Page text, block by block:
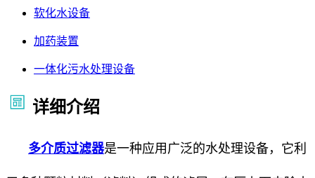
软化水设备
加药装置
一体化污水处理设备
详细介绍
多介质过滤器是一种应用广泛的水处理设备，它利